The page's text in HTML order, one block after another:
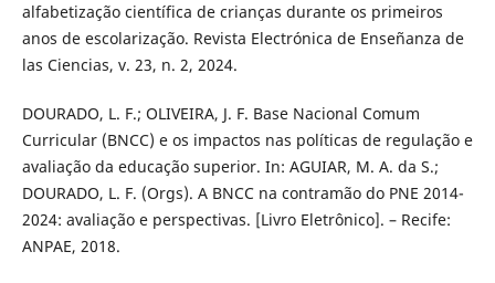
alfabetização científica de crianças durante os primeiros
anos de escolarização. Revista Electrónica de Enseñanza de
las Ciencias, v. 23, n. 2, 2024.
DOURADO, L. F.; OLIVEIRA, J. F. Base Nacional Comum
Curricular (BNCC) e os impactos nas políticas de regulação e
avaliação da educação superior. In: AGUIAR, M. A. da S.;
DOURADO, L. F. (Orgs). A BNCC na contramão do PNE 2014-
2024: avaliação e perspectivas. [Livro Eletrônico]. – Recife:
ANPAE, 2018.